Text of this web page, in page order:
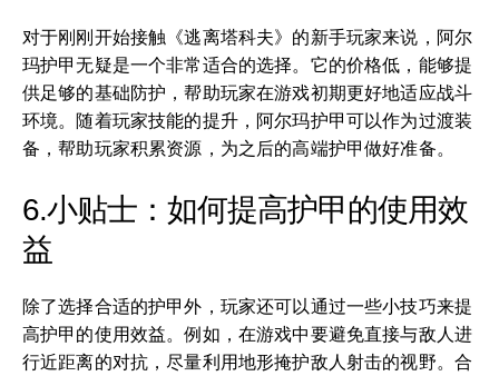
对于刚刚开始接触《逃离塔科夫》的新手玩家来说，阿尔
玛护甲无疑是一个非常适合的选择。它的价格低，能够提
供足够的基础防护，帮助玩家在游戏初期更好地适应战斗
环境。随着玩家技能的提升，阿尔玛护甲可以作为过渡装
备，帮助玩家积累资源，为之后的高端护甲做好准备。
6.小贴士：如何提高护甲的使用效
益
除了选择合适的护甲外，玩家还可以通过一些小技巧来提
高护甲的使用效益。例如，在游戏中要避免直接与敌人进
行近距离的对抗，尽量利用地形掩护敌人射击的视野。合